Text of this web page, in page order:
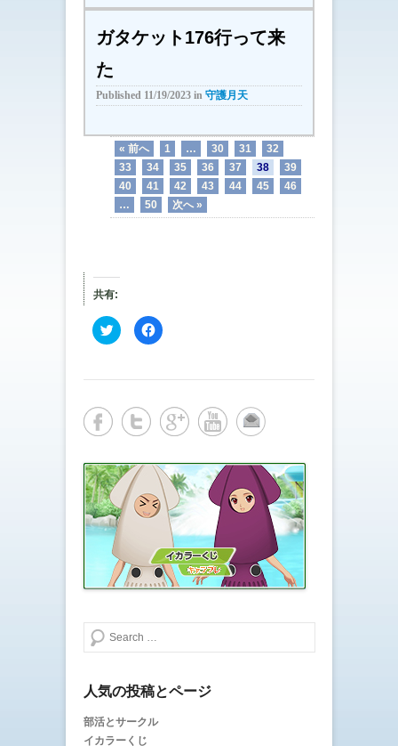
ガタケット176行って来
た
Published 11/19/2023 in 守護月天
« 前へ 1 … 30 31
32
33
34 35 36 37 38
39
40
41 42 43 44 45
46
…
50 次へ »
共有:
ク
リ
て
で
共
有
新
し
い
ウ
ン
ド
ウ
で
ま
す
F
a
o
で
共
有
に
は
ク
リ
ッ
ク
く
だ
さ
い
(
い
で
開
ま
検索する
人気の投稿とページ
部活とサークル
イカラーくじ